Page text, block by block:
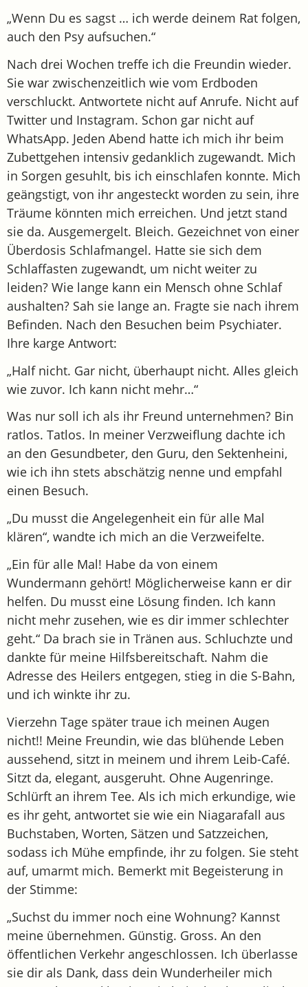
„Wenn Du es sagst … ich werde deinem Rat folgen,
auch den Psy aufsuchen.“
Nach drei Wochen treffe ich die Freundin wieder.
Sie war zwischenzeitlich wie vom Erdboden
verschluckt. Antwortete nicht auf Anrufe. Nicht auf
Twitter und Instagram. Schon gar nicht auf
WhatsApp. Jeden Abend hatte ich mich ihr beim
Zubettgehen intensiv gedanklich zugewandt. Mich
in Sorgen gesuhlt, bis ich einschlafen konnte. Mich
geängstigt, von ihr angesteckt worden zu sein, ihre
Träume könnten mich erreichen. Und jetzt stand
sie da. Ausgemergelt. Bleich. Gezeichnet von einer
Überdosis Schlafmangel. Hatte sie sich dem
Schlaffasten zugewandt, um nicht weiter zu
leiden? Wie lange kann ein Mensch ohne Schlaf
aushalten? Sah sie lange an. Fragte sie nach ihrem
Befinden. Nach den Besuchen beim Psychiater.
Ihre karge Antwort:
„Half nicht. Gar nicht, überhaupt nicht. Alles gleich
wie zuvor. Ich kann nicht mehr…“
Was nur soll ich als ihr Freund unternehmen? Bin
ratlos. Tatlos. In meiner Verzweiflung dachte ich
an den Gesundbeter, den Guru, den Sektenheini,
wie ich ihn stets abschätzig nenne und empfahl
einen Besuch.
„Du musst die Angelegenheit ein für alle Mal
klären“, wandte ich mich an die Verzweifelte.
„Ein für alle Mal! Habe da von einem
Wundermann gehört! Möglicherweise kann er dir
helfen. Du musst eine Lösung finden. Ich kann
nicht mehr zusehen, wie es dir immer schlechter
geht.“ Da brach sie in Tränen aus. Schluchzte und
dankte für meine Hilfsbereitschaft. Nahm die
Adresse des Heilers entgegen, stieg in die S-Bahn,
und ich winkte ihr zu.
Vierzehn Tage später traue ich meinen Augen
nicht!! Meine Freundin, wie das blühende Leben
aussehend, sitzt in meinem und ihrem Leib-Café.
Sitzt da, elegant, ausgeruht. Ohne Augenringe.
Schlürft an ihrem Tee. Als ich mich erkundige, wie
es ihr geht, antwortet sie wie ein Niagarafall aus
Buchstaben, Worten, Sätzen und Satzzeichen,
sodass ich Mühe empfinde, ihr zu folgen. Sie steht
auf, umarmt mich. Bemerkt mit Begeisterung in
der Stimme:
„Suchst du immer noch eine Wohnung? Kannst
meine übernehmen. Günstig. Gross. An den
öffentlichen Verkehr angeschlossen. Ich überlasse
sie dir als Dank, dass dein Wunderheiler mich